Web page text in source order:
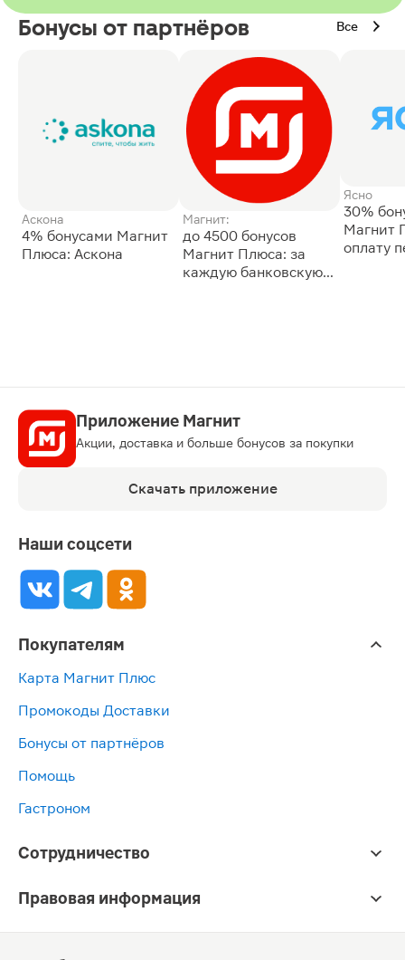
Бонусы от партнёров Все
Аскона
4% бонусами Магнит
Плюса: Аскона
Магнит:
до 4500 бонусов
Магнит Плюса: за
каждую банковскую
Ясно
30%
Магнит
оплату
Приложение Магнит
Акции, доставка и больше бонусов за покупки
Скачать приложение
Наши соцсети
Покупателям
Карта Магнит Плюс
Промокоды Доставки
Бонусы от партнёров
Помощь
Гастроном
Сотрудничество
Правовая информация